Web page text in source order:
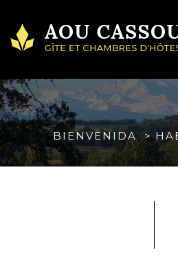
BIENVENIDA